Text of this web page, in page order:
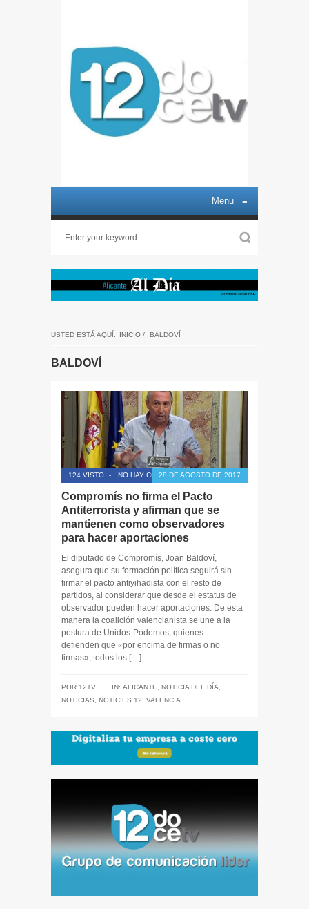
Menu ≡
USTED ESTÁ AQUÍ: INICIO / BALDOVÍ
BALDOVÍ
124 VISTO - NO HAY COMENTARIOS28 DE AGOSTO DE 2017
Compromís no firma el Pacto
Antiterrorista y afirman que se
mantienen como observadores
para hacer aportaciones
El diputado de Compromís, Joan Baldoví,
asegura que su formación política seguirá sin
firmar el pacto antiyihadista con el resto de
partidos, al considerar que desde el estatus de
observador pueden hacer aportaciones. De esta
manera la coalición valencianista se une a la
postura de Unidos-Podemos, quienes
defienden que «por encima de firmas o no
firmas», todos los […]
POR 12TV ─ IN: ALICANTE, NOTICIA DEL DÍA,
NOTICIAS, NOTÍCIES 12, VALENCIA